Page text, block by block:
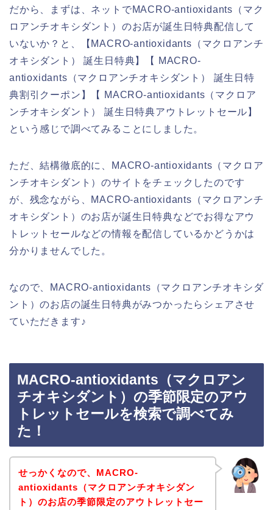
だから、まずは、ネットでMACRO-antioxidants（マク
ロアンチオキシダント）のお店が誕生日特典配信して
いないか？と、【MACRO-antioxidants（マクロアンチ
オキシダント） 誕生日特典】【 MACRO-
antioxidants（マクロアンチオキシダント） 誕生日特
典割引クーポン】【 MACRO-antioxidants（マクロア
ンチオキシダント） 誕生日特典アウトレットセール】
という感じで調べてみることにしました。
ただ、結構徹底的に、MACRO-antioxidants（マクロア
ンチオキシダント）のサイトをチェックしたのです
が、残念ながら、MACRO-antioxidants（マクロアンチ
オキシダント）のお店が誕生日特典などでお得なアウ
トレットセールなどの情報を配信しているかどうかは
分かりませんでした。
なので、MACRO-antioxidants（マクロアンチオキシダ
ント）のお店の誕生日特典がみつかったらシェアさせ
ていただきます♪
MACRO-antioxidants（マクロアン
チオキシダント）の季節限定のアウ
トレットセールを検索で調べてみ
た！
せっかくなので、MACRO-
antioxidants（マクロアンチオキシダン
ト）のお店の季節限定のアウトレットセー